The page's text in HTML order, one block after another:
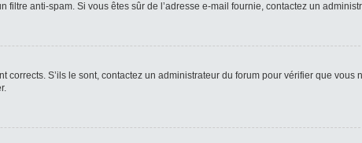
anti-spam. Si vous êtes sûr de l’adresse e-mail fournie, contactez un
S’ils le sont, contactez un administrateur du forum pour vérifier que vous